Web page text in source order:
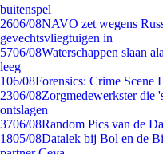
buitenspel
2606/08NAVO zet wegens
gevechtsvliegtuigen in
5706/08Waterschappen slaan
leeg
106/08Forensics: Crime Scene
2306/08Zorgmedewerkster die
ontslagen
3706/08Random Pics van de
1805/08Datalek bij Bol en de